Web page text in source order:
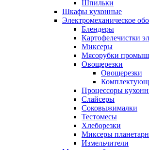
Шпильки
Шкафы кухонные
Электромеханическое
Блендеры
Картофелечистки
Миксеры
Мясорубки
Овощерезки
Овощерезки
Процессоры
Слайсеры
Соковыжималки
Тестомесы
Хлеборезки
Миксеры
Измельчители